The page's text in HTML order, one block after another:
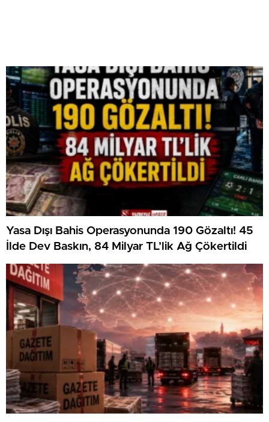
Yasa Dışı Bahis Operasyonunda 190 Gözaltı! 45
İlde Dev Baskın, 84 Milyar TL’lik Ağ Çökertildi